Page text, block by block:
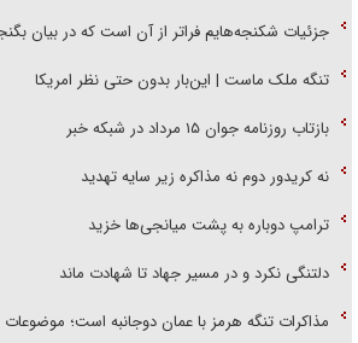
جزئیات شکنجه‌هایم فراتر از آن است که در بیان
تنگه ملک ماست | این‌بار بدون حتی نظر امریکا
بازتاب روزنامه جوان ۱۵ مرداد در شبکه خبر
نه کریدور دوم نه مذاکره زیر سایه تهدید
ترامپ دوباره به پشت میانجی‌ها خزید
دلتنگی نکرد و در مسیر جهاد تا شهادت ماند
مذاکرات تنگه هرمز با عمان دوجانبه است؛ موضوعات